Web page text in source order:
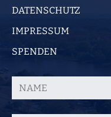
DATENSCHUTZ
IMPRESSUM
SPENDEN